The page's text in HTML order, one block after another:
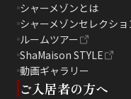
シャーメゾンとは
シャーメゾンセレクショ
ルームツアー
ShaMaison STYLE
動画ギャラリー
ご入居者の方へ